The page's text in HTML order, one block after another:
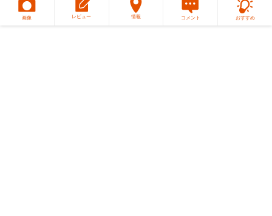
画像 レビュー 情報 コメント おすすめ